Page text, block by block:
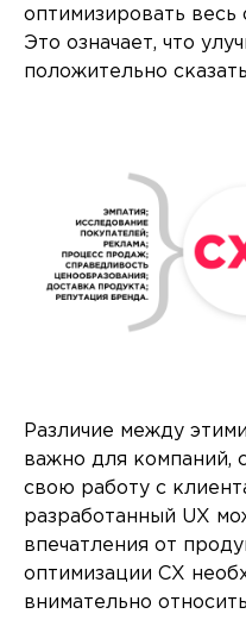
оптимизировать
Это означает, что
положительно
Различие между
важно для компаний,
свою работу с
разработанный UX
впечатления от
оптимизации CX
внимательно